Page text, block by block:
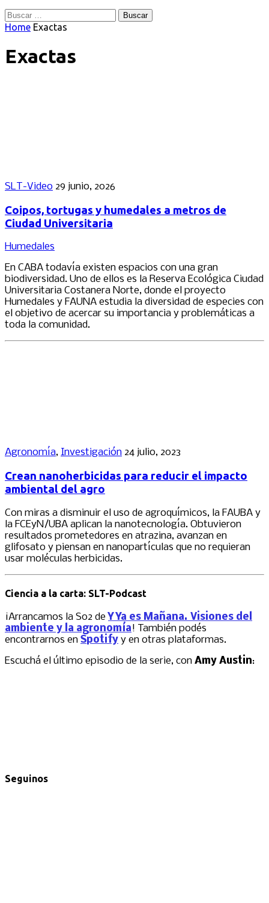
Buscar:
Home Exactas
Exactas
SLT-Video 29 junio, 2026
Coipos, tortugas y humedales a metros de
Ciudad Universitaria
Humedales
En CABA todavía existen espacios con una gran
biodiversidad. Uno de ellos es la Reserva Ecológica Ciudad
Universitaria Costanera Norte, donde el proyecto
Humedales y FAUNA estudia la diversidad de especies con
el objetivo de acercar su importancia y problemáticas a
toda la comunidad.
Agronomía, Investigación 24 julio, 2023
Crean nanoherbicidas para reducir el impacto
ambiental del agro
Con miras a disminuir el uso de agroquímicos, la FAUBA y
la FCEyN/UBA aplican la nanotecnología. Obtuvieron
resultados prometedores en atrazina, avanzan en
glifosato y piensan en nanopartículas que no requieran
usar moléculas herbicidas.
Ciencia a la carta: SLT-Podcast
¡Arrancamos la S02 de Y Ya es Mañana. Visiones del
ambiente y la agronomía! También podés
encontrarnos en Spotify y en otras plataformas.
Escuchá el último episodio de la serie, con Amy Austin:
Seguinos